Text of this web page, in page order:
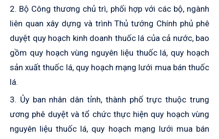
2. Bộ Công thương chủ trì, phối hợp với các bộ, ngành
liên quan xây dựng và trình Thủ tướng Chính phủ phê
duyệt quy hoạch kinh doanh thuốc lá của cả nước, bao
gồm quy hoạch vùng nguyên liệu thuốc lá, quy hoạch
sản xuất thuốc lá, quy hoạch mạng lưới mua bán thuốc
lá.
3. Ủy ban nhân dân tỉnh, thành phố trực thuộc trung
ương phê duyệt và tổ chức thực hiện quy hoạch vùng
nguyên liệu thuốc lá, quy hoạch mạng lưới mua bán